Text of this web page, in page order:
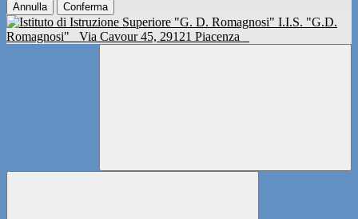
Annulla Conferma
I.I.S. "G.D.
Romagnosi"
Via Cavour 45, 29121 Piacenza